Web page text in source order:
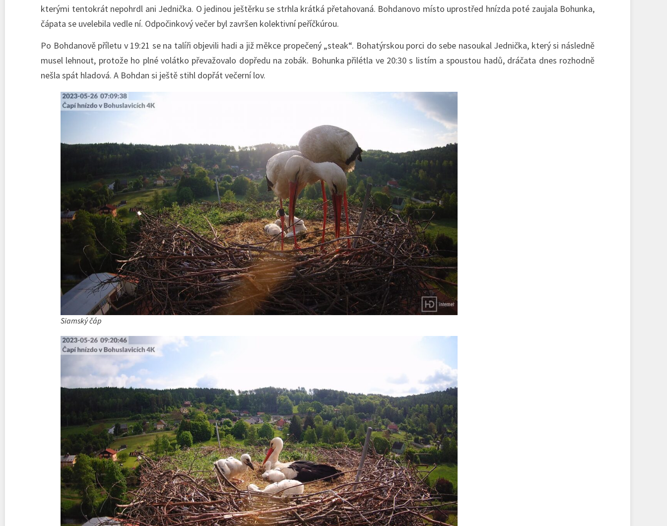
kterými tentokrát nepohrdl ani Jednička. O jedinou ještěrku se strhla krátká přetahovaná. Bohdanovo místo uprostřed hnízda poté zaujala Bohunka,
čápata se uvelebila vedle ní. Odpočinkový večer byl završen kolektivní peříčkúrou.
Po Bohdanově příletu v 19:21 se na talíři objevili hadi a již měkce propečený „steak“. Bohatýrskou porci do sebe nasoukal Jednička, který si následně
musel lehnout, protože ho plné volátko převažovalo dopředu na zobák. Bohunka přilétla ve 20:30 s listím a spoustou hadů, dráčata dnes rozhodně
nešla spát hladová. A Bohdan si ještě stihl dopřát večerní lov.
Siamský čáp